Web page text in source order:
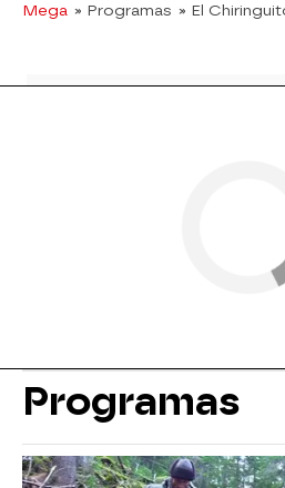
Mega » Programas » El
Programas